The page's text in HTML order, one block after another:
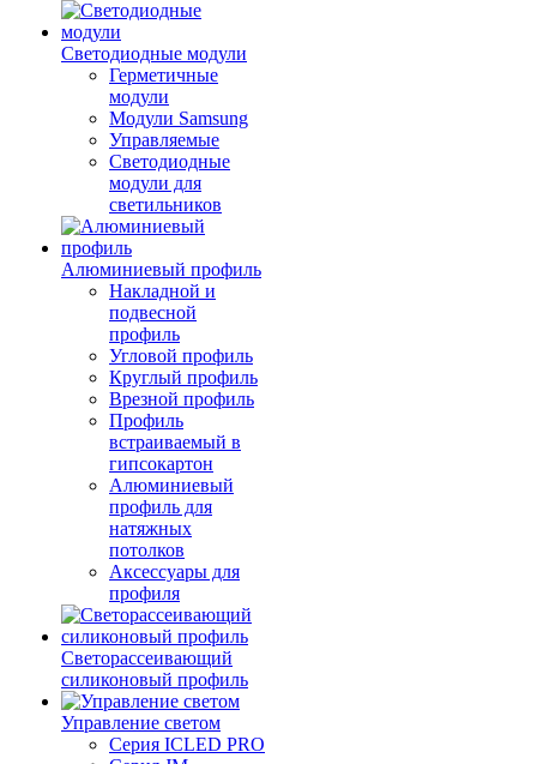
Светодиодные модули
Герметичные
модули
Модули Samsung
Управляемые
Светодиодные
модули для
светильников
Алюминиевый профиль
Накладной и
подвесной
профиль
Угловой профиль
Круглый профиль
Врезной профиль
Профиль
встраиваемый в
гипсокартон
Алюминиевый
профиль для
натяжных
потолков
Аксессуары для
профиля
Светорассеивающий
силиконовый профиль
Управление светом
Серия ICLED PRO